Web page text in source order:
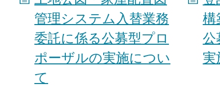
管理システム入替業務
委託に係る公募型プロ
ポーザルの実施につい
て
構
公
実